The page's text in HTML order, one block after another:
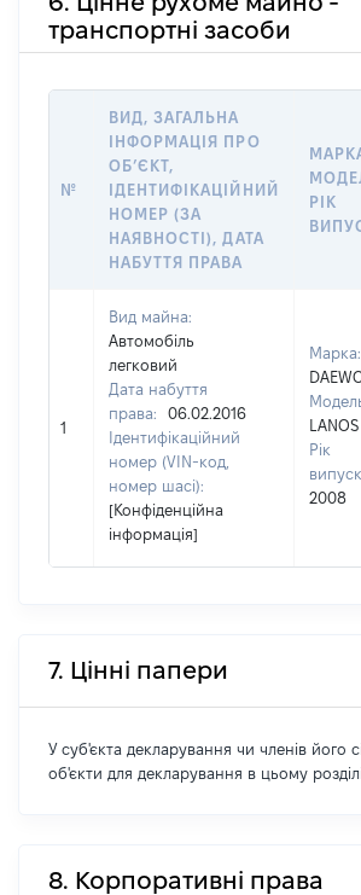
транспортні засоби
№
ВИД, ЗАГАЛЬНА
ІНФОРМАЦІЯ ПРО
ОБʼЄКТ,
ІДЕНТИФІКАЦІЙНИЙ
НОМЕР (ЗА
НАЯВНОСТІ), ДАТА
НАБУТТЯ ПРАВА
РІК
1
Вид майна:
Автомобіль
легковий
Дата набуття
права:
06.02.2016
Ідентифікаційний
номер (VIN-код,
номер шасі):
[Конфіденційна
інформація]
Марка:
LANOS
Рік
2008
7. Цінні папери
У суб'єкта декларування чи членів його
об'єкти для декларування в цьому
8. Корпоративні права